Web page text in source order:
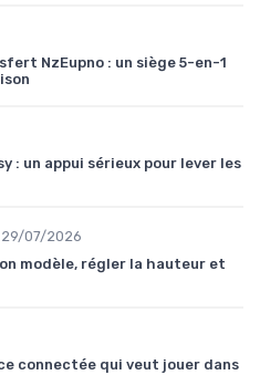
NzEupno : un siège 5-en-1
: un appui sérieux pour lever les
29/07/2026
modèle, régler la hauteur et
connectée qui veut jouer dans